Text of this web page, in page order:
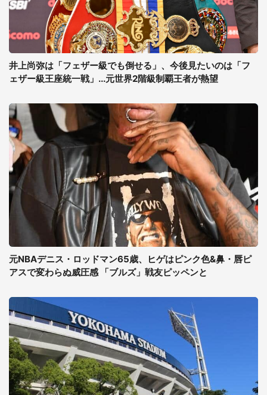
井上尚弥は「フェザー級でも倒せる」、今後見たいのは「フ
ェザー級王座統一戦」...元世界2階級制覇王者が熱望
元NBAデニス・ロッドマン65歳、ヒゲはピンク色&鼻・唇ピ
アスで変わらぬ威圧感 「ブルズ」戦友ピッペンと